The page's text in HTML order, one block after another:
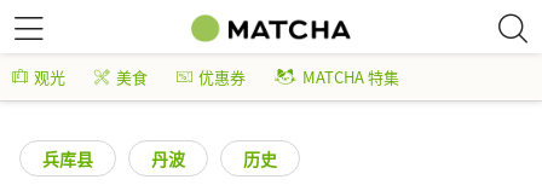
观光 美食 优惠券 MATCHA 特集
兵库县 丹波 历史